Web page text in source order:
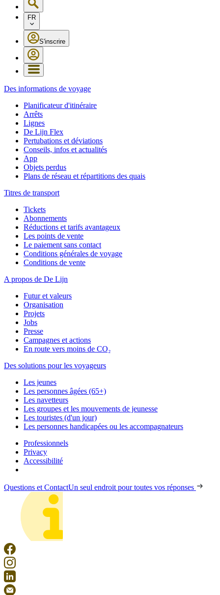
FR
S'inscrire
Des informations de voyage
Planificateur d'itinéraire
Arrêts
Lignes
De Lijn Flex
Pertubations et déviations
Conseils, infos et actualités
App
Objets perdus
Plans de réseau et répartitions des quais
Titres de transport
Tickets
Abonnements
Réductions et tarifs avantageux
Les points de vente
Le paiement sans contact
Conditions générales de voyage
Conditions de vente
A propos de De Lijn
Futur et valeurs
Organisation
Projets
Jobs
Presse
Campagnes et actions
En route vers moins de CO₂
Des solutions pour les voyageurs
Les jeunes
Les personnes âgées (65+)
Les navetteurs
Les groupes et les mouvements de jeunesse
Les touristes (d'un jour)
Les personnes handicapées ou les accompagnateurs
Professionnels
Privacy
Accessibilité
Questions et ContactUn seul endroit pour toutes vos réponses